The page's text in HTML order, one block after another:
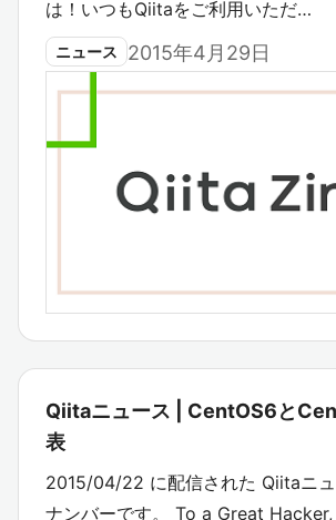
は！いつもQiitaをご利用いただ…
ニュース 2015年4月29日
Qiitaニュース | CentOS6と
表
2015/04/22 に配信された Qiitaニ
ナンバーです。 To a Great Hacker,